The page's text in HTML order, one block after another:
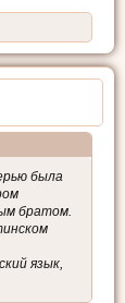
была
братом.
язык,